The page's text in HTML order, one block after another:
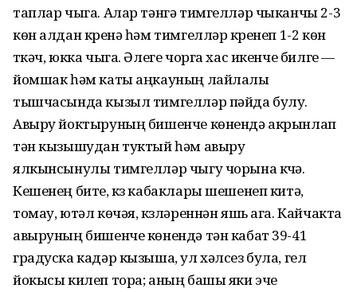
таплар чыга. Алар тәнгә тимгелләр чыканчы 2-3
көн алдан күренә һәм тимгелләр күренеп 1-2 көн
үткәч, юкка чыга. Әлеге чорга хас икенче билге —
йомшак һәм каты аңкауның лайлалы
тышчасында кызыл тимгелләр пәйда булу.
Авыру йоктыруның бишенче көнендә акрынлап
тән кызышудан туктый һәм авыру
ялкынсынулы тимгелләр чыгу чорына күчә.
Кешенең бите, күз кабаклары шешенеп китә,
томау, ютәл көчәя, күзләреннән яшь ага. Кайчакта
авыруның бишенче көнендә тән кабат 39-41
градуска кадәр кызыша, ул хәлсез була, гел
йокысы килеп тора; аның башы яки эче